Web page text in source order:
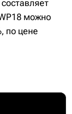
можно
по цене